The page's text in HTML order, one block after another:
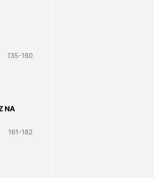
135-160
NA
161-182